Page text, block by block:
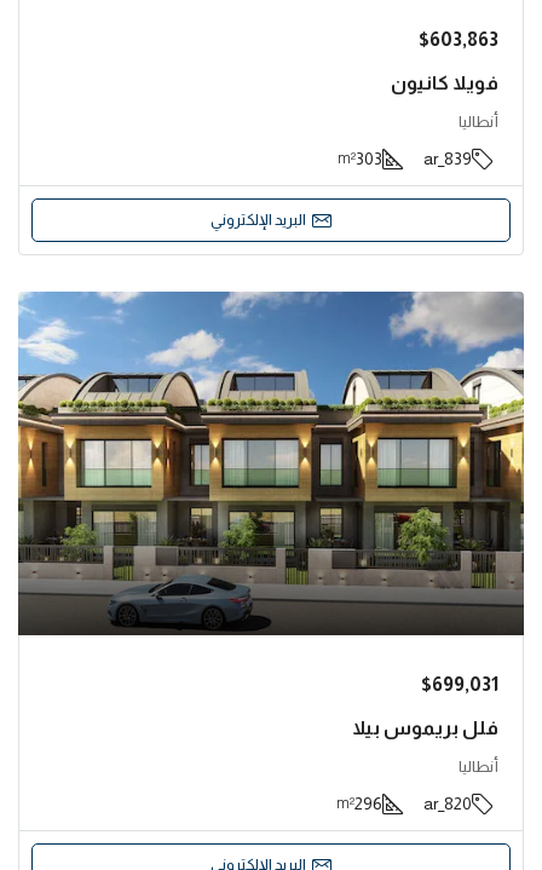
$603,863
فويلا كانيون
أنطاليا
839_ar
303
m²
البريد الإلكتروني
$699,031
فلل بريموس بيلا
أنطاليا
820_ar
296
m²
البريد الإلكتروني